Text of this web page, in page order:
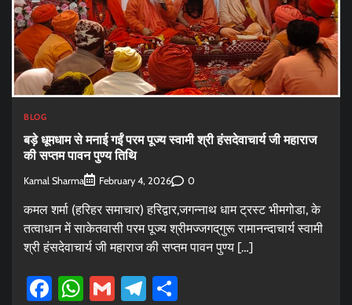
BLOG
बड़े धूमधाम से मनाई गईं परम पूज्य स्वामी श्री हंसदेवाचार्य जी महाराज
की सप्तम पावन पुण्य तिथि
Kamal Sharma February 4, 2026 0
कमल शर्मा (हरिहर समाचार) हरिद्वार,जगन्नाथ धाम ट्रस्ट भीमगोडा, के
तत्वाधान में साकेतवासी परम पूज्य श्रीमज्जगद्‌गुरू रामानन्दाचार्य स्वामी
श्री हंसदेवाचार्य जी महाराज की सप्तम पावन पुण्य […]
Facebook
WhatsApp
GmailTelegram